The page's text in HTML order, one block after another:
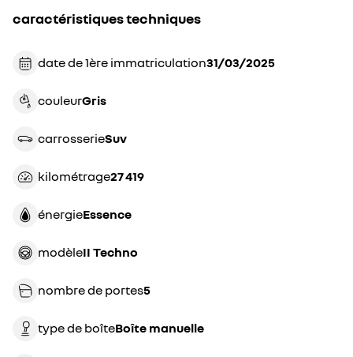
caractéristiques techniques
date de 1ère immatriculation 31/03/2025
couleur gris
carrosserie suv
kilométrage 27 419
énergie essence
modèle II Techno
nombre de portes5
type de boîte boîte manuelle